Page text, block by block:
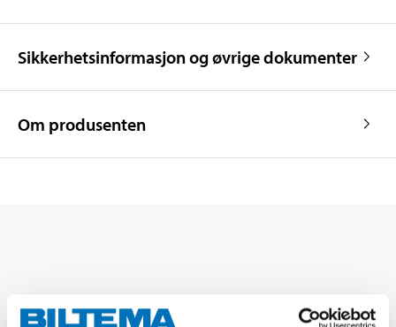
Sikkerhetsinformasjon og øvrige dokumenter
Om produsenten